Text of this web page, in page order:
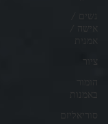
נשים /
אישה /
אמנית
ציור
הומור
באמנות
סוריאליזם